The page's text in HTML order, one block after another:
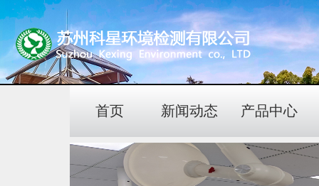
首页 新闻动态 产品中心